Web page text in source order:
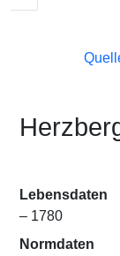
Lebensdaten
– 1780
Normdaten